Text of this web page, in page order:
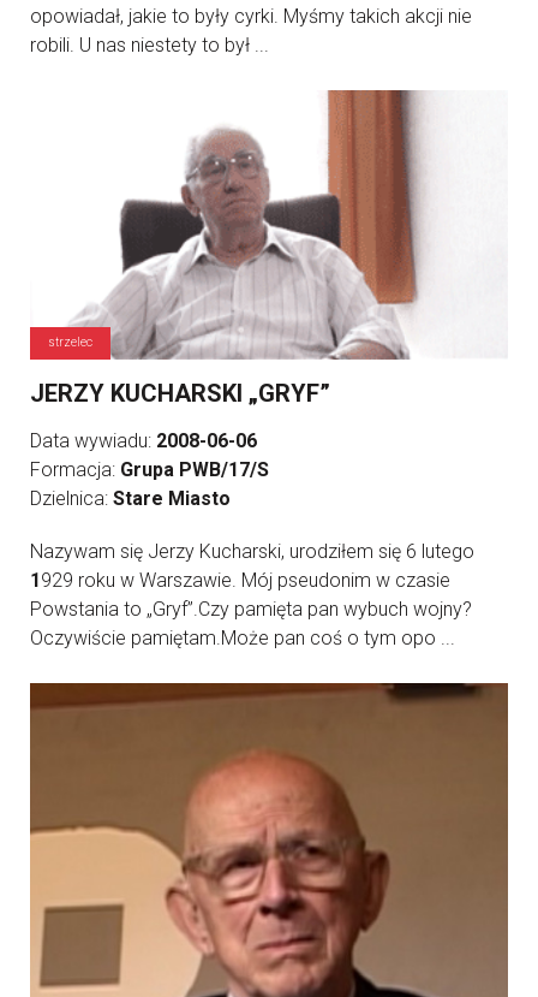
opowiadał, jakie to były cyrki. Myśmy takich akcji nie
robili. U nas niestety to był ...
strzelec
JERZY KUCHARSKI „GRYF”
Data wywiadu: 2008-06-06
Formacja: Grupa PWB/17/S
Dzielnica: Stare Miasto
Nazywam się Jerzy Kucharski, urodziłem się 6 lutego
1 929 roku w Warszawie. Mój pseudonim w czasie
Powstania to „Gryf”.Czy pamięta pan wybuch wojny?
Oczywiście pamiętam.Może pan coś o tym opo ...